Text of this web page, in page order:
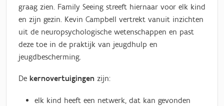
graag zien. Family Seeing streeft hiernaar voor elk kind
en zijn gezin. Kevin Campbell vertrekt vanuit inzichten
uit de neuropsychologische wetenschappen en past
deze toe in de praktijk van jeugdhulp en
jeugdbescherming.
De kernovertuigingen zijn:
elk kind heeft een netwerk, dat kan gevonden